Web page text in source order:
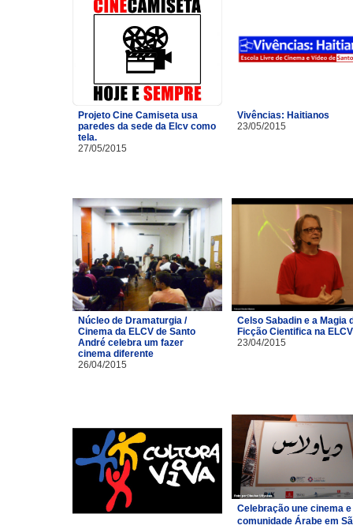
Projeto Cine Camiseta usa
paredes da sede da Elcv como
tela.
27/05/2015
Vivências: Haitianos
23/05/2015
Núcleo de Dramaturgia /
Cinema da ELCV de Santo
André celebra um fazer
cinema diferente
26/04/2015
Celso Sabadin e a Magia
Ficção Cientifica na ELCV
23/04/2015
Celebração une cinema e
comunidade Árabe em